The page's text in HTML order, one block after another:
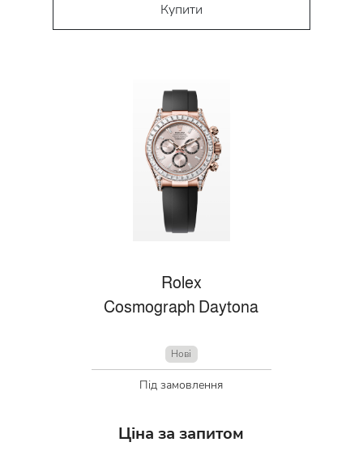
Купити
Rolex
Cosmograph Daytona
Нові
Під замовлення
Ціна за запитом